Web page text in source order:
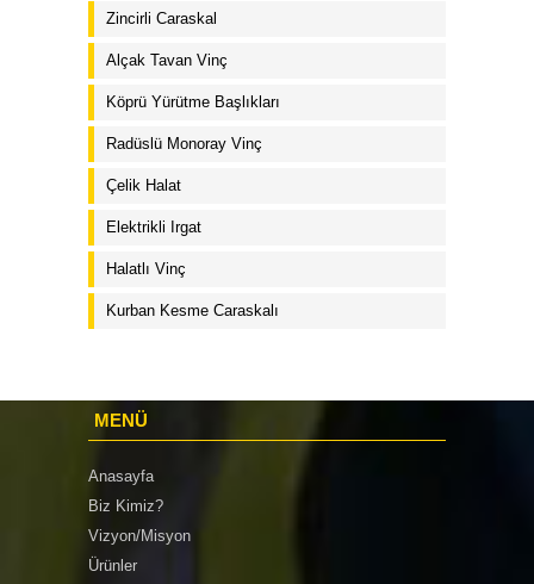
Zincirli Caraskal
Alçak Tavan Vinç
Köprü Yürütme Başlıkları
Radüslü Monoray Vinç
Çelik Halat
Elektrikli Irgat
Halatlı Vinç
Kurban Kesme Caraskalı
MENÜ
Anasayfa
Biz Kimiz?
Vizyon/Misyon
Ürünler